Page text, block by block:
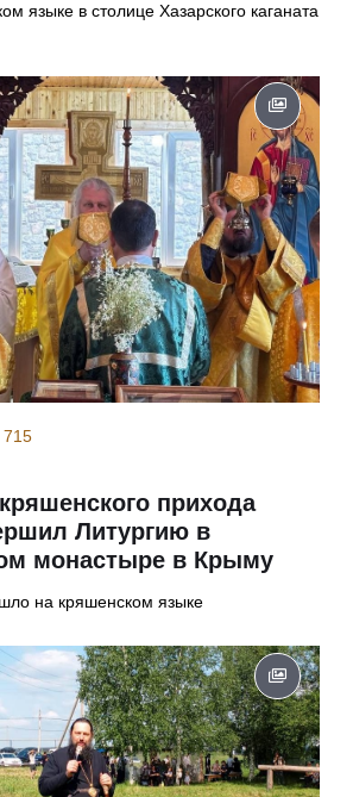
языке в столице Хазарского каганата
715
прихода
Литургию в
монастыре в Крыму
на кряшенском языке